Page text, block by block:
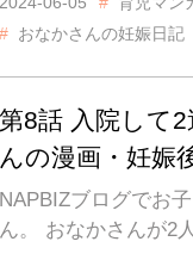
おなかさんの妊娠日記
第8話 入院して
んの漫画・妊娠
NAPBIZブログでお
ん。 おなかさんが